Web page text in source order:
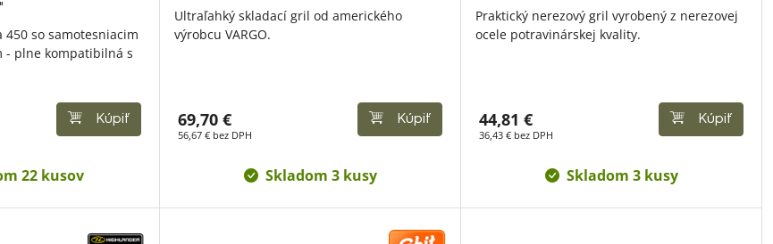
450 so samotesniacim
- plne kompatibilná s
Kúpiť
22 kusov
Ultraľahký skladací gril od amerického
výrobcu VARGO.
69,70 €
56,67 € bez DPH
Kúpiť
Skladom 3 kusy
Praktický nerezový gril vyrobený z nerezovej
ocele potravinárskej kvality.
44,81 €
36,43 € bez DPH
Kúpiť
Skladom 3 kusy